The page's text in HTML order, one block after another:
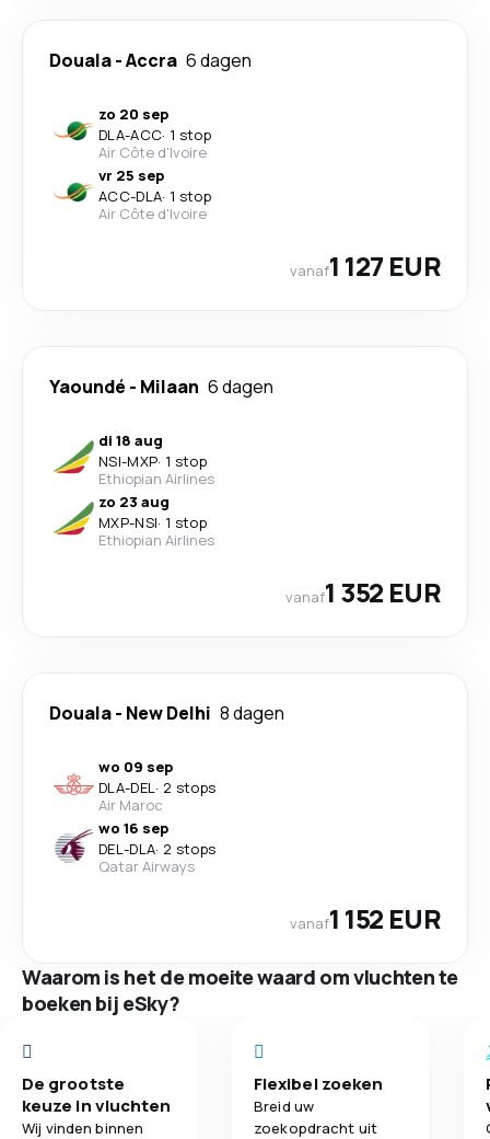
Douala-Accra 6 dagen
zo 20 sep
DLA-ACC· 1 stop
Air Côte d'Ivoire
vr 25 sep
ACC-DLA· 1 stop
Air Côte d'Ivoire
vanaf1 127 EUR
Yaoundé - Milaan 6 dagen
di 18 aug
NSI-MXP· 1 stop
Ethiopian Airlines
zo 23 aug
MXP-NSI· 1 stop
Ethiopian Airlines
vanaf1 352 EUR
Douala- New Delhi 8 dagen
wo 09 sep
DLA-DEL· 2 stops
Air Maroc
wo 16 sep
DEL-DLA· 2 stops
Qatar Airways
vanaf1 152 EUR
Waarom is het de moeite waard om vluchten te
boeken bij eSky?
De grootste
keuze in vluchten
Wij vinden binnen
Flexibel zoeken
Breid uw
zoekopdracht uit